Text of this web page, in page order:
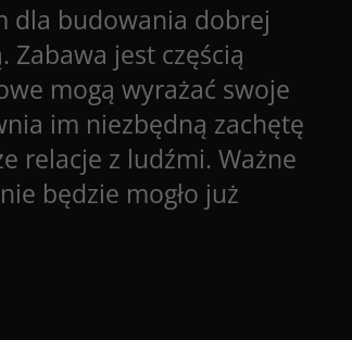
dla budowania dobrej
jest częścią
mogą wyrażać swoje
im niezbędną zachętę
relacje z ludźmi. Ważne
będzie mogło już